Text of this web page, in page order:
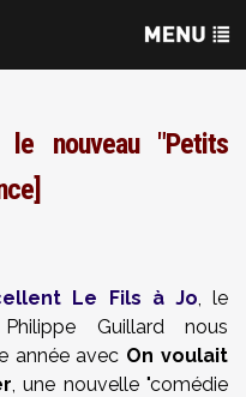
nouveau "Petits
Le Fils à Jo, le
Philippe Guillard nous
année avec On voulait
, une nouvelle "comédie